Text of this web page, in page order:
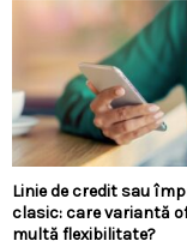
Linie de credit sau
clasic: care variantă
multă flexibilitate?